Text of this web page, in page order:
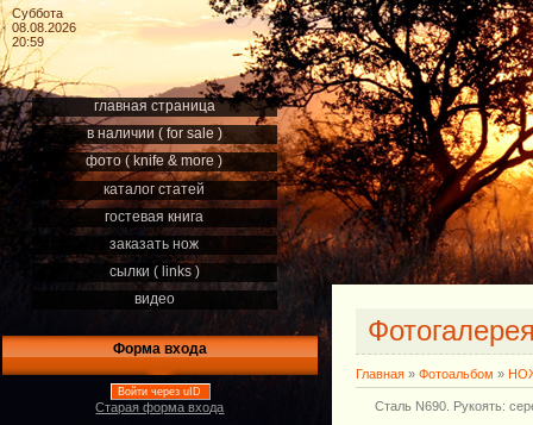
Суббота
08.08.2026
20:59
главная страница
в наличии ( for sale )
фото ( knife & more )
каталог статей
гостевая книга
заказать нож
сылки ( links )
видео
Форма входа
Войти через uID
Старая форма входа
Главная » Фотоальбом »
Сталь N690. Рукоять: